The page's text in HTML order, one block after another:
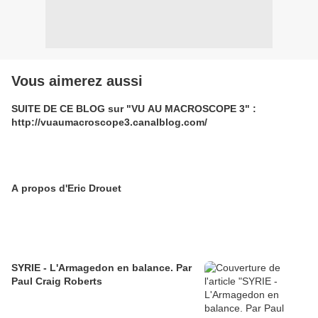
Vous aimerez aussi
SUITE DE CE BLOG sur "VU AU MACROSCOPE 3" :
http://vuaumacroscope3.canalblog.com/
A propos d'Eric Drouet
SYRIE - L'Armagedon en balance. Par
Paul Craig Roberts